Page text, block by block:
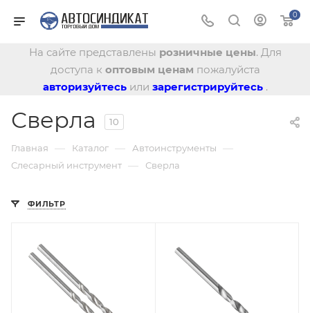
0
На сайте представлены розничные цены. Для
доступа к оптовым ценам пожалуйста
авторизуйтесь или зарегистрируйтесь .
Сверла 10
Главная — Каталог — Автоинструменты —
Слесарный инструмент — Сверла
ФИЛЬТР